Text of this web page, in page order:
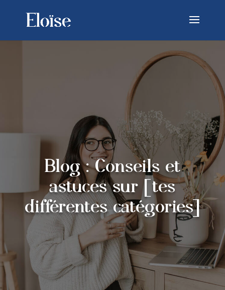
Blog : Conseils et
astuces sur [tes
différentes catégories]